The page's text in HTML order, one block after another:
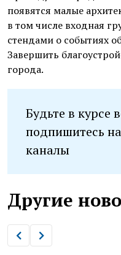
появятся малые
в том числе входная
стендами о событиях
Завершить
города.
Будьте в курсе
подпишитесь
каналы
Другие